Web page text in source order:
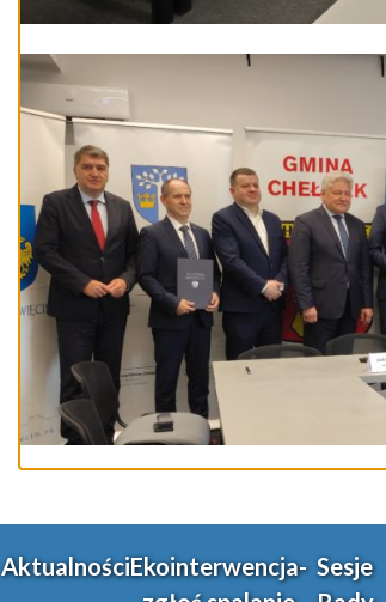
AktualnościEkointerwencja- Sesje